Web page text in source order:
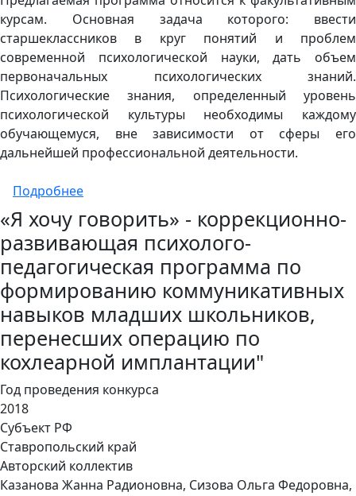
курсам. Основная задача которого: ввести
старшеклассников в круг понятий и проблем
современной психологической науки, дать объем
первоначальных психологических знаний.
Психологические знания, определенный уровень
психологической культуры необходимы каждому
обучающемуся, вне зависимости от сферы его
дальнейшей профессиональной деятельности.
Подробнеео Образовательная (просветительская)
«Я хочу говорить» - коррекционно-
развивающая психолого-
педагогическая программа по
формированию коммуникативных
навыков младших школьников,
перенесших операцию по
кохлеарной имплантации"
Год проведения конкурса
2018
Субъект РФ
Ставропольский край
Авторский коллектив
Казанова Жанна Радионовна, Сизова Ольга Федоровна,